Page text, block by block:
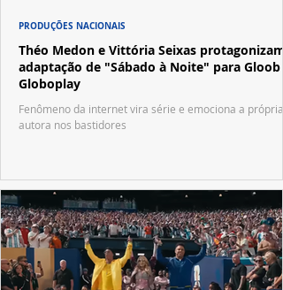
Théo Medon e Vittória Seixas protagonizam
adaptação de "Sábado à Noite" para Gloob e
Globoplay
Fenômeno da internet vira série e emociona a própria
autora nos bastidores
PRODUÇÕES NACIONAIS